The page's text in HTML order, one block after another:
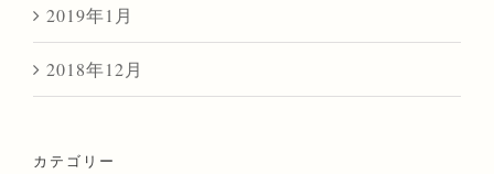
2019年1月
2018年12月
カテゴリー